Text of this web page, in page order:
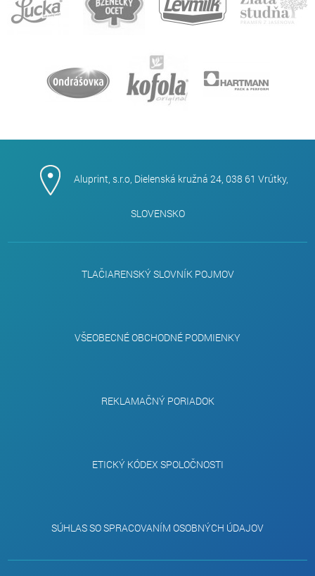
Aluprint, s.r.o, Dielenská kružná 24, 038 61 Vrútky,
SLOVENSKO
TLAČIARENSKÝ SLOVNÍK POJMOV
VŠEOBECNÉ OBCHODNÉ PODMIENKY
REKLAMAČNÝ PORIADOK
ETICKÝ KÓDEX SPOLOČNOSTI
SÚHLAS SO SPRACOVANÍM OSOBNÝCH ÚDAJOV